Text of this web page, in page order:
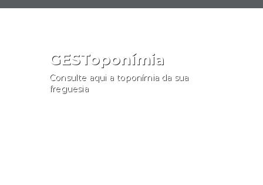
GESToponímia
Consulte aqui a toponímia da sua
freguesia